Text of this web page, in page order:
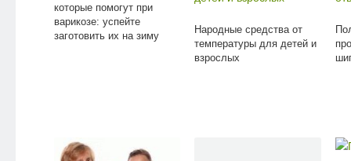
которые помогут при
варикозе: успейте
заготовить их на зиму
Народные средства от
температуры для детей и
взрослых